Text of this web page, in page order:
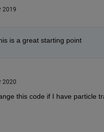
2019
is a great starting point
2020
this code if I have particle